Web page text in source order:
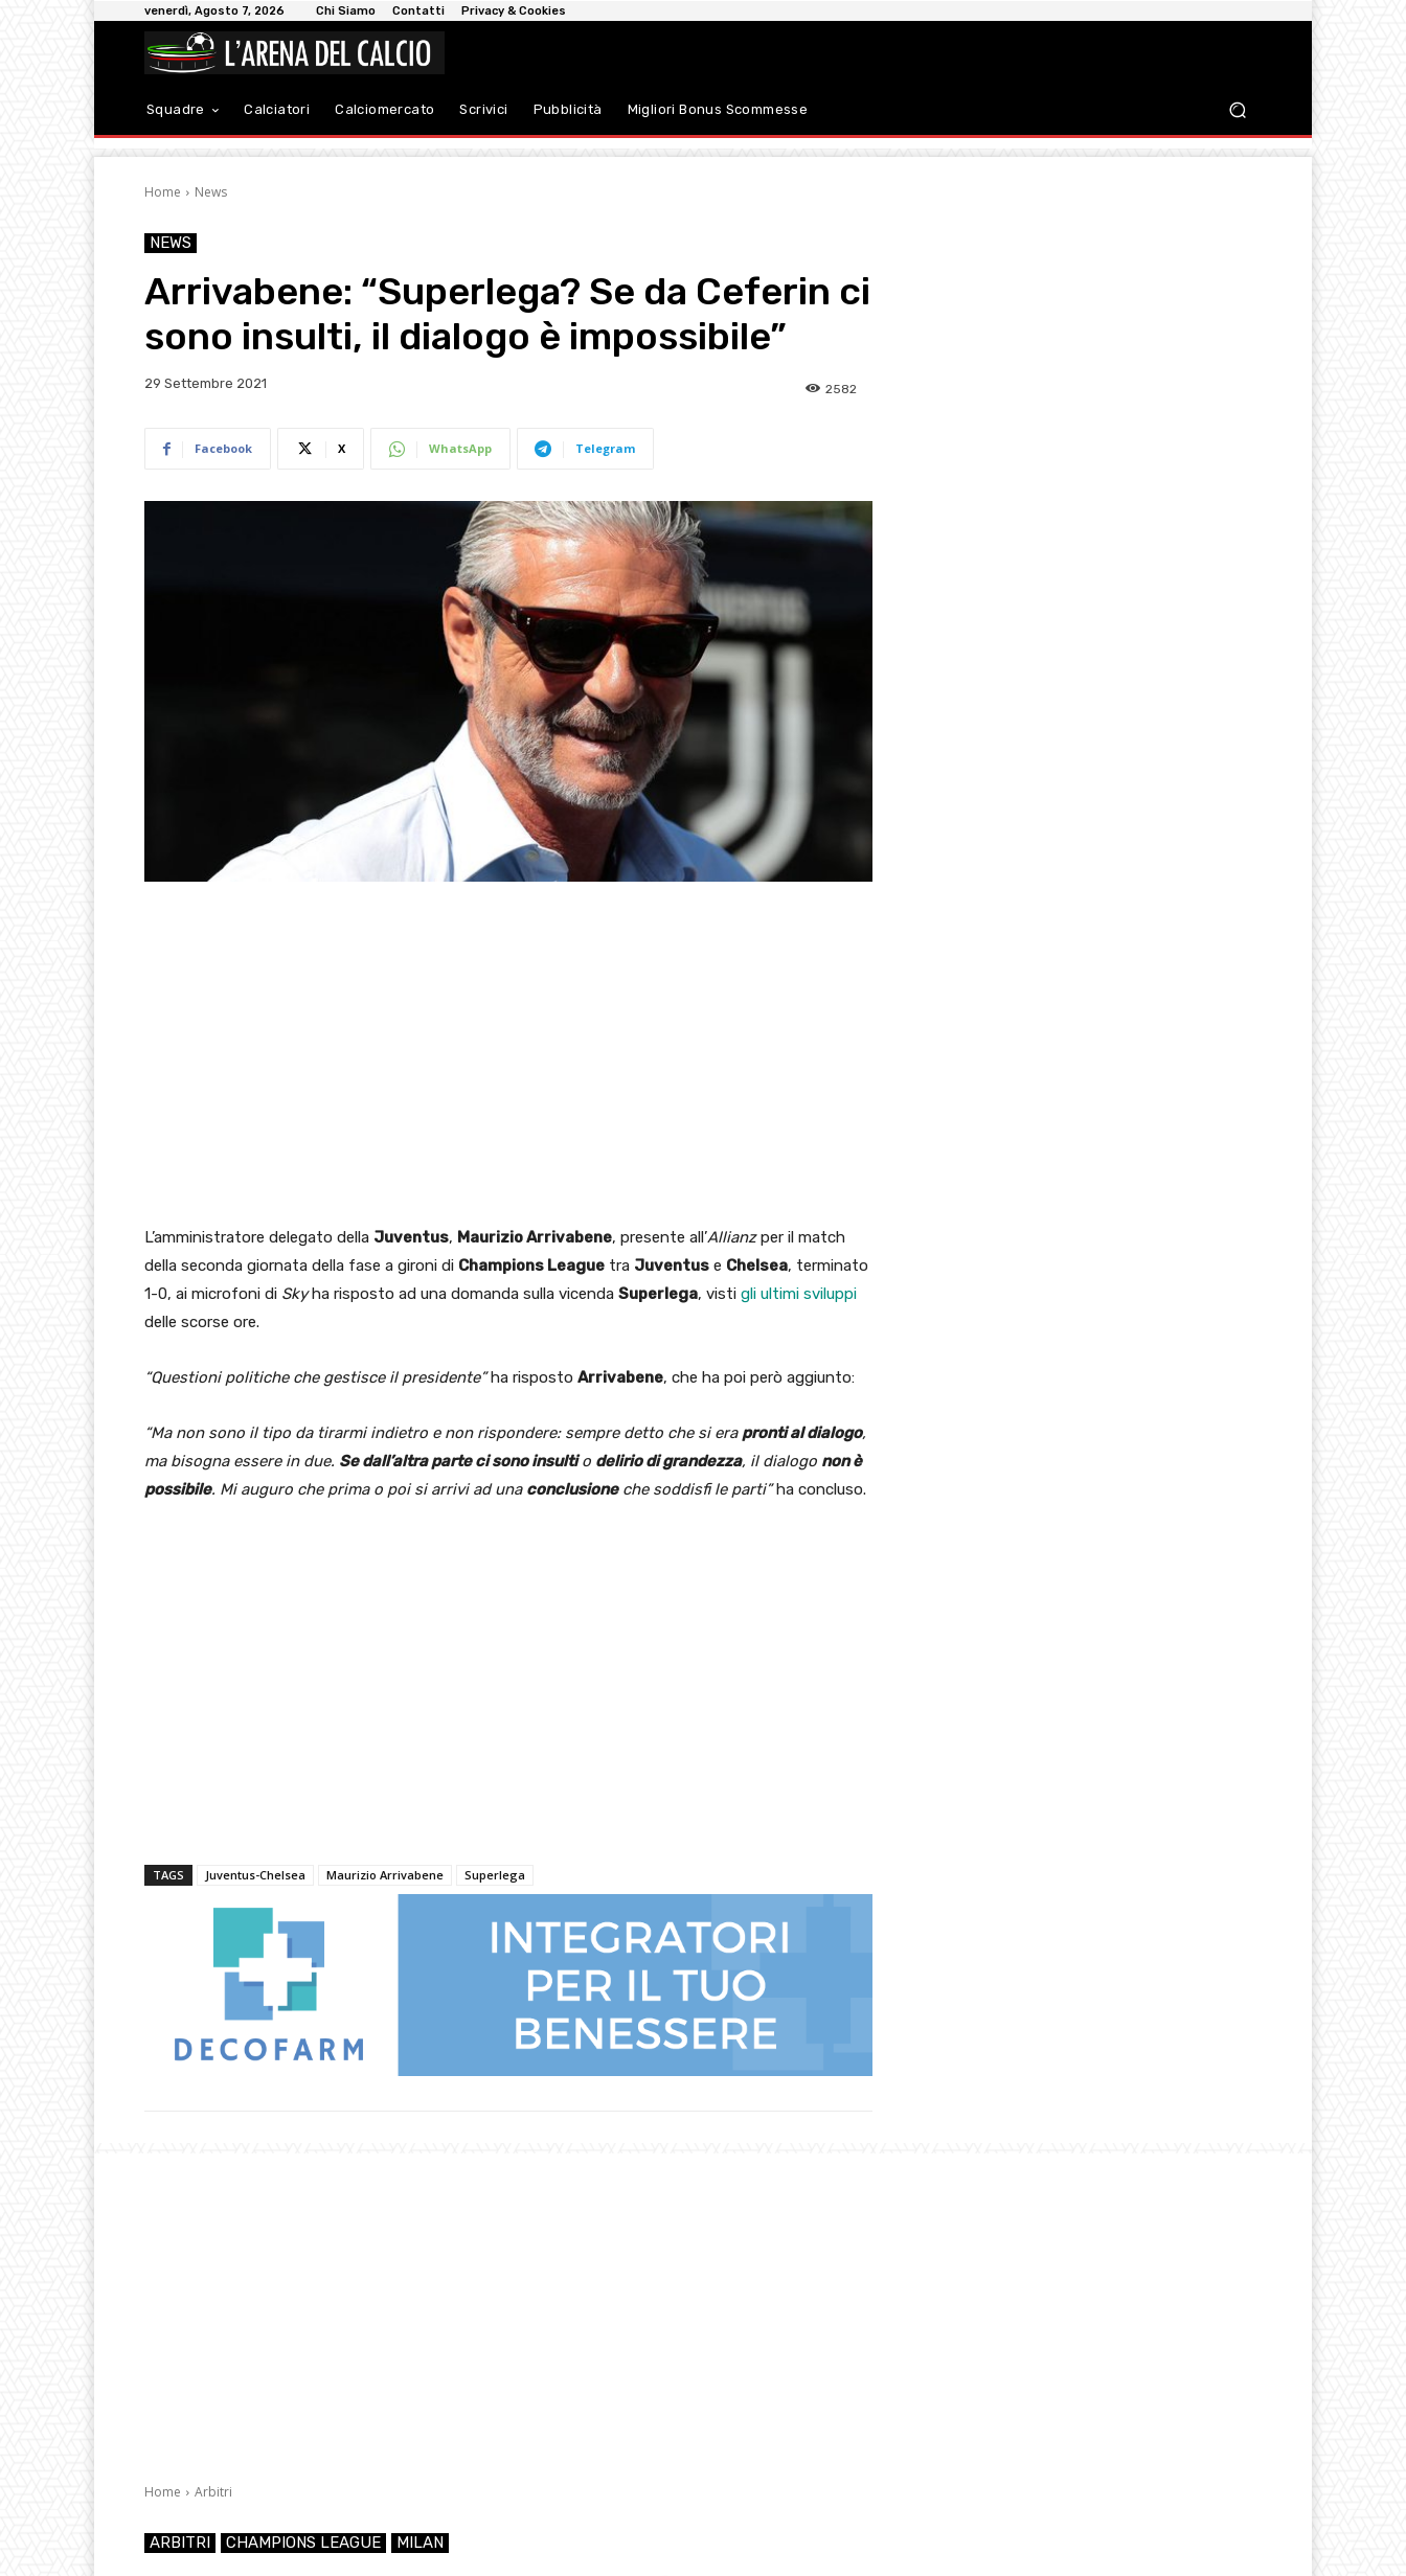
venerdì, Agosto 7, 2026 Chi Siamo Contatti Privacy & Cookies
Squadre Calciatori Calciomercato Scrivici Pubblicità Migliori Bonus Scommesse
Home News
NEWS
Arrivabene: “Superlega? Se da Ceferin ci
sono insulti, il dialogo è impossibile”
29 Settembre 2021 2582
Facebook X WhatsApp Telegram
L’amministratore delegato della Juventus, Maurizio Arrivabene, presente all’Allianzper il match
della seconda giornata della fase a gironi di Champions League tra Juventus e Chelsea, terminato
1-0, ai microfoni di Skyha risposto ad una domanda sulla vicenda Superlega, visti gli ultimi sviluppi
delle scorse ore.
“Questioni politiche che gestisce il presidente”ha risposto Arrivabene, che ha poi però aggiunto:
“Ma non sono il tipo da tirarmi indietro e non rispondere: sempre detto che si era pronti al dialogo,
ma bisogna essere in due. Se dall’altra parte ci sono insultio delirio di grandezza, il dialogo non è
possibile. Mi auguro che prima o poi si arrivi ad una conclusioneche soddisfi le parti”ha concluso.
TAGS Juventus-Chelsea Maurizio Arrivabene Superlega